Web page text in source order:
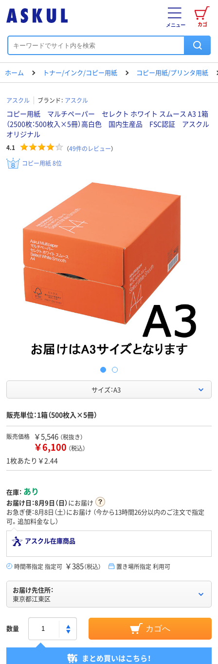
カゴ
メニュー
ホーム トナー/インク/コピー用紙 コピー用紙/プリンタ用紙
アスクル ブランド： アスクル
コピー用紙 マルチペーパー セレクト ホワイト スムース A3 1箱
（2500枚：500枚入×5冊）高白色 国内生産品 FSC認証 アスクル
オリジナル
4.1 （49件のレビュー）
コピー用紙 8位
サイズ：A3
販売単位：1箱（500枚入×5冊）
販売価格 ￥5,546 （税抜き）
￥6,100 （税込）
1枚あたり￥2.44
在庫： あり
お届け日：8月9日（日）にお届け
お急ぎ便：8月8日（土）にお届け （今から13時間26分以内のご注文で指定
可。追加料金なし）
アスクル在庫商品
時間帯指定 指定可 ￥385（税込） 置き場所指定 利用可
お届け先住所：
東京都江東区
数量 カゴへ
まとめ買いはこちら！